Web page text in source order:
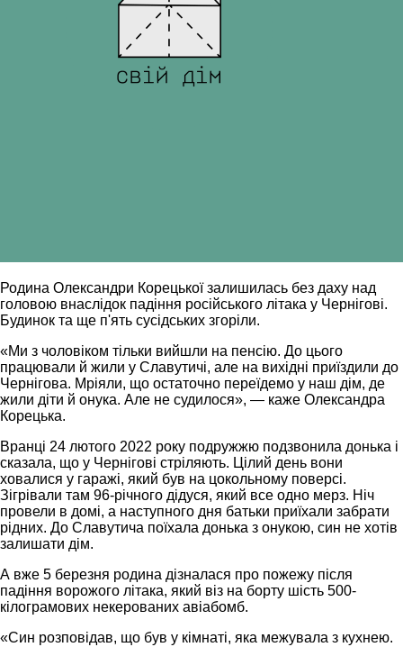
Родина Олександри Корецької залишилась без даху над
головою внаслідок падіння російського літака у Чернігові.
Будинок та ще п'ять сусідських згоріли.
«Ми з чоловіком тільки вийшли на пенсію. До цього
працювали й жили у Славутичі, але на вихідні приїздили до
Чернігова. Мріяли, що остаточно переїдемо у наш дім, де
жили діти й онука. Але не судилося», — каже Олександра
Корецька.
Вранці 24 лютого 2022 року подружжю подзвонила донька і
сказала, що у Чернігові стріляють. Цілий день вони
ховалися у гаражі, який був на цокольному поверсі.
Зігрівали там 96-річного дідуся, який все одно мерз. Ніч
провели в домі, а наступного дня батьки приїхали забрати
рідних. До Славутича поїхала донька з онукою, син не хотів
залишати дім.
А вже 5 березня родина дізналася про пожежу після
падіння ворожого літака, який віз на борту шість 500-
кілограмових некерованих авіабомб.
«Син розповідав, що був у кімнаті, яка межувала з кухнею.